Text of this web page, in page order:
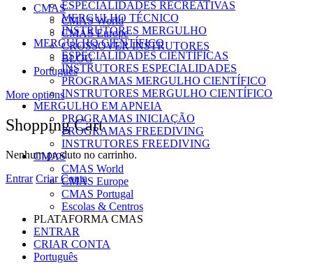
CMAS
CMAS World
CMAS Europe
CROSSOVER INSTRUTORES
BLOG
Português
More options
Shopping Cart
Nenhum produto no carrinho.
Entrar Criar Conta
ESPECIALIDADES RECREATIVAS
MERGULHO TÉCNICO
INSTRUTORES MERGULHO
MERGULHO CIENTÍFICO
ESPECIALIDADES CIENTÍFICAS
INSTRUTORES ESPECIALIDADES
PROGRAMAS MERGULHO CIENTÍFICO
INSTRUTORES MERGULHO CIENTÍFICO
MERGULHO EM APNEIA
PROGRAMAS INICIAÇÃO
PROGRAMAS FREEDIVING
INSTRUTORES FREEDIVING
CMAS
CMAS World
CMAS Europe
CMAS Portugal
Escolas & Centros
PLATAFORMA CMAS
ENTRAR
CRIAR CONTA
Português